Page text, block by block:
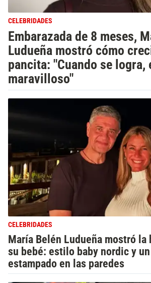
CELEBRIDADES
Embarazada de 8 meses,
Ludueña mostró cómo
pancita: "Cuando se logra,
maravilloso"
CELEBRIDADES
María Belén Ludueña mostró la
su bebé: estilo baby nordic y
estampado en las paredes